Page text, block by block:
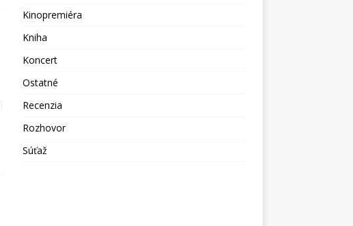
Kinopremiéra
Kniha
Koncert
Ostatné
Recenzia
Rozhovor
Súťaž